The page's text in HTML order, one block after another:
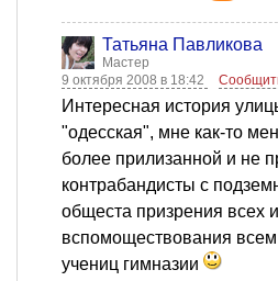
Татьяна Павликова
Мастер
9 октября 2008 в 18:42
Интересная история
"одесская", мне как-то
более прилизанной и не
контрабандисты с
общеста призрения всех и
вспомоществования
учениц гимназии